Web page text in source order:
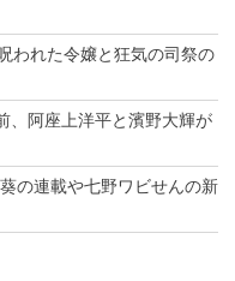
われた令嬢と狂気の司祭の
、阿座上洋平と濱野大輝が
の連載や七野ワビせんの新